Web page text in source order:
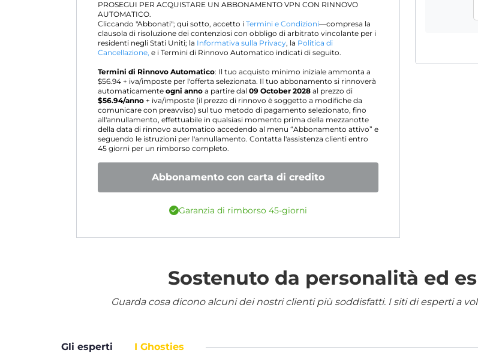
PROSEGUI PER ACQUISTARE UN ABBONAMENTO VPN CON RINNOVO
AUTOMATICO.
Cliccando "Abbonati"; qui sotto, accetto i Termini e Condizioni—compresa la
clausola di risoluzione dei contenziosi con obbligo di arbitrato vincolante per i
residenti negli Stati Uniti; la Informativa sulla Privacy, la Politica di
Cancellazione, e i Termini di Rinnovo Automatico indicati di seguito.
Termini di Rinnovo Automatico: Il tuo acquisto minimo iniziale ammonta a
$56.94 + iva/imposte per l'offerta selezionata. Il tuo abbonamento si rinnoverà
automaticamente ogni anno a partire dal 09 October 2028 al prezzo di
$56.94/anno + iva/imposte (il prezzo di rinnovo è soggetto a modifiche da
comunicare con preavviso) sul tuo metodo di pagamento selezionato, fino
all'annullamento, effettuabile in qualsiasi momento prima della mezzanotte
della data di rinnovo automatico accedendo al menu “Abbonamento attivo” e
seguendo le istruzioni per l'annullamento. Contatta l'assistenza clienti entro
45 giorni per un rimborso completo.
Abbonamento con carta di credito
Garanzia di rimborso 45-giorni
Sostenuto da personalità ed
Guarda cosa dicono alcuni dei nostri clienti più soddisfatti. I siti di esperti a
Gli esperti I Ghosties